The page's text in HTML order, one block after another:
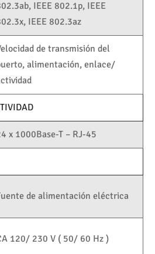
IEEE 802.1p, IEEE
IEEE 802.3az
de transmisión del
alimentación, enlace/
x 1000Base-T – RJ-45
de alimentación eléctrica
120/ 230 V ( 50/ 60 Hz )